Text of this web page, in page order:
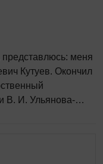
представлюсь: меня
Кутуев. Окончил
В. И. Ульянова-